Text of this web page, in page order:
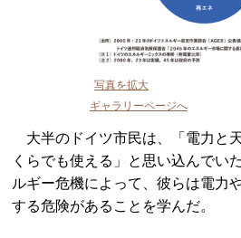
写真を拡大
ギャラリーページへ
大半のドイツ市民は、「電力と
くらでも使える」と思い込んでい
ルギー危機によって、彼らは電力
する危険があることを学んだ。